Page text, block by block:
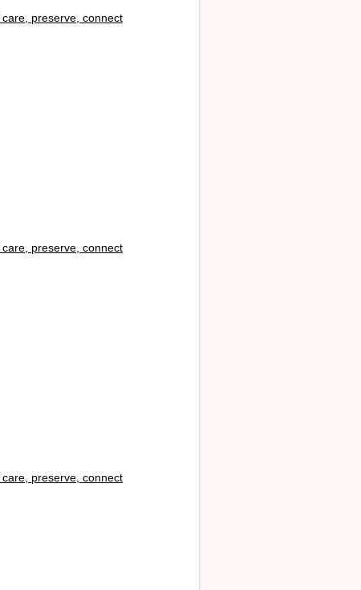
care, preserve, connect
care, preserve, connect
care, preserve, connect